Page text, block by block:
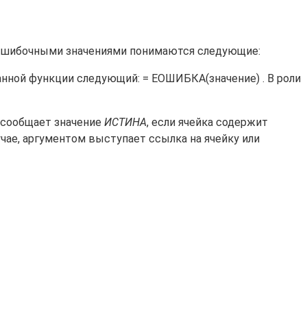
значениями понимаются следующие:
функции следующий: = ЕОШИБКА(значение) . В роли
значение ИСТИНА, если ячейка содержит
аргументом выступает ссылка на ячейку или